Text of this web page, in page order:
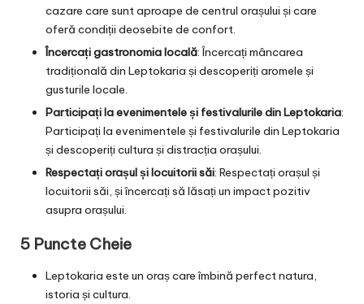
cazare care sunt aproape de centrul orașului și care
oferă condiții deosebite de confort.
Încercați gastronomia locală: Încercați mâncarea
tradițională din Leptokaria și descoperiți aromele și
gusturile locale.
Participați la evenimentele și festivalurile din Leptokaria:
Participați la evenimentele și festivalurile din Leptokaria
și descoperiți cultura și distracția orașului.
Respectați orașul și locuitorii săi: Respectați orașul și
locuitorii săi, și încercați să lăsați un impact pozitiv
asupra orașului.
5 Puncte Cheie
Leptokaria este un oraș care îmbină perfect natura,
istoria și cultura.